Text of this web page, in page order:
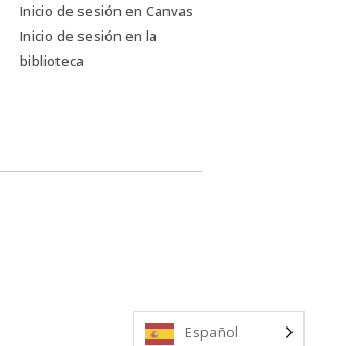
Inicio de sesión en Canvas
Inicio de sesión en la
biblioteca
Español